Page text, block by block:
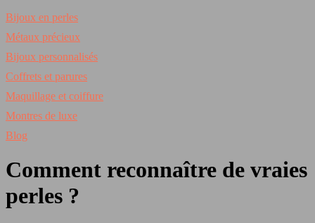
Bijoux en perles
Métaux précieux
Bijoux personnalisés
Coffrets et parures
Maquillage et coiffure
Montres de luxe
Blog
Comment reconnaître de vraies
perles ?